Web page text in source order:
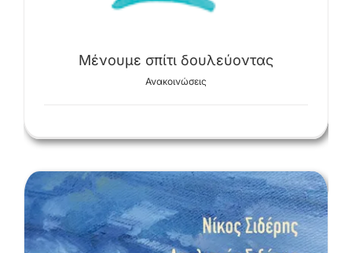
Μένουμε σπίτι δουλεύοντας
Ανακοινώσεις